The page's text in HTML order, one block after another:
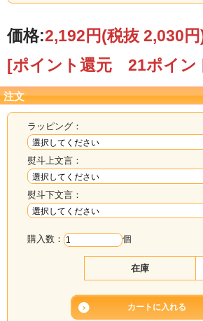
価格:2,192円(税抜 2,030円
[ポイント還元 21ポイン
注文
ラッピング：
熨斗上文言：
熨斗下文言：
購入数： 個
在庫